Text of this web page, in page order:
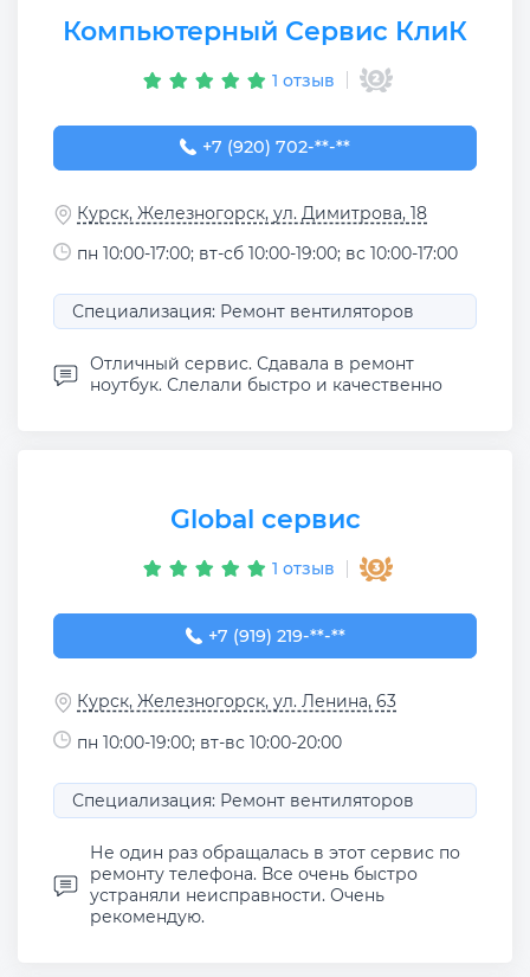
Компьютерный Сервис КлиК
1 отзыв
+7 (920) 702-02-02
+7 (920) 702-**-**
Курск, Железногорск, ул. Димитрова, 18
пн 10:00-17:00; вт-сб 10:00-19:00; вс 10:00-17:00
Специализация: Ремонт вентиляторов
Отличный сервис. Сдавала в ремонт
ноутбук. Слелали быстро и качественно
Global сервис
1 отзыв
+7 (919) 219-59-58
+7 (919) 219-**-**
Курск, Железногорск, ул. Ленина, 63
пн 10:00-19:00; вт-вс 10:00-20:00
Специализация: Ремонт вентиляторов
Не один раз обращалась в этот сервис по
ремонту телефона. Все очень быстро
устраняли неисправности. Очень
рекомендую.